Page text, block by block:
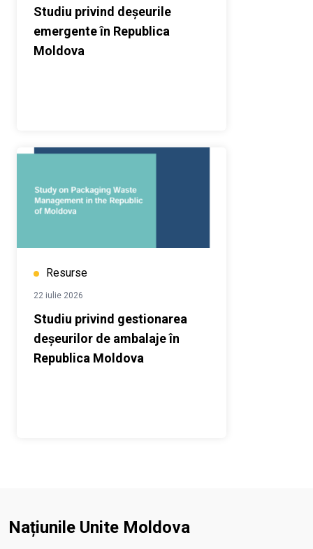
Studiu privind deșeurile
emergente în Republica
Moldova
Resurse
22 iulie 2026
Studiu privind gestionarea
deșeurilor de ambalaje în
Republica Moldova
Națiunile Unite Moldova